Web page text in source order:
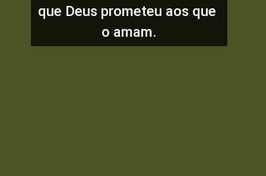
que Deus prometeu aos que
o amam.